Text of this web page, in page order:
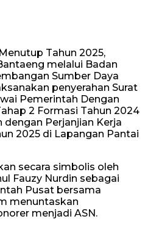
Tahun 2025,
melalui Badan
Sumber Daya
penyerahan Surat
Pemerintah Dengan
2 Formasi Tahun 2024
Perjanjian Kerja
2025 di Lapangan Pantai
secara simbolis oleh
Fauzy Nurdin sebagai
Pusat bersama
menuntaskan
menjadi ASN.